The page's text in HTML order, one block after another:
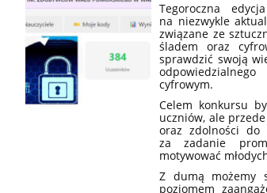
Tegoroczna
na niezwykle
związane ze
śladem oraz
sprawdzić swoją
cyfrowym.
Celem konkursu
uczniów, ale
oraz zdolności do
za zadanie
motywować
Z dumą możemy
poziomem